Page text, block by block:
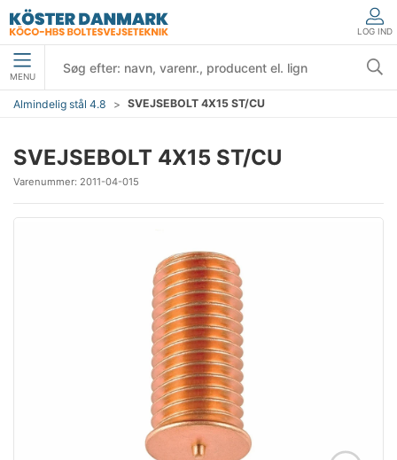
LOG IND
MENU
Almindelig stål 4.8 SVEJSEBOLT 4X15 ST/CU
SVEJSEBOLT 4X15 ST/CU
Varenummer: 2011-04-015